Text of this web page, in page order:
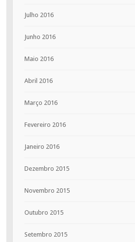
Julho 2016
Junho 2016
Maio 2016
Abril 2016
Março 2016
Fevereiro 2016
Janeiro 2016
Dezembro 2015
Novembro 2015
Outubro 2015
Setembro 2015